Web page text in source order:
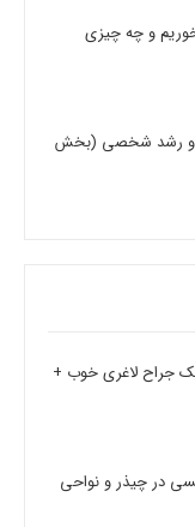
و چه چیزی
و رشد شخصی (بخش
(9 ویژگی یک جراح لاغری خوب +
در چیذر و نواحی